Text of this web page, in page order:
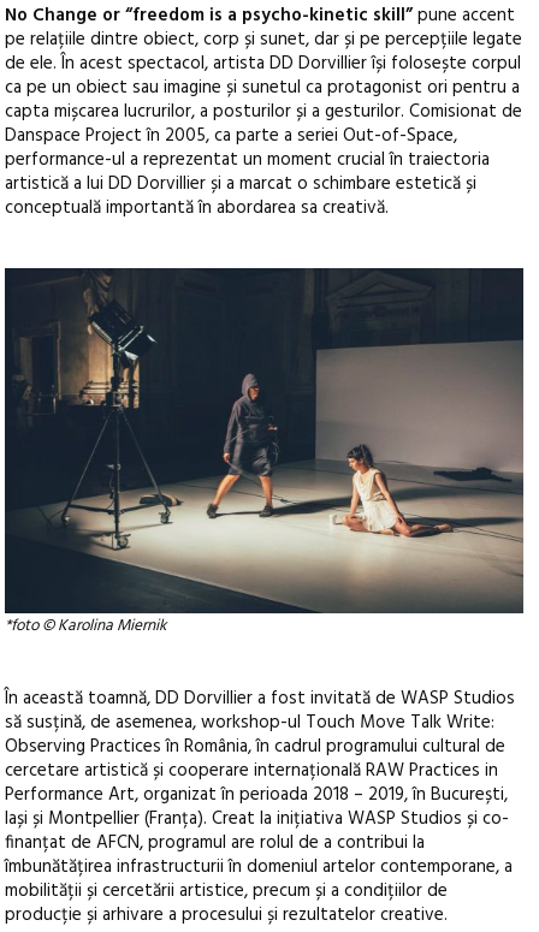
No Change or “freedom is a psycho-kinetic skill”pune accent
pe relațiile dintre obiect, corp și sunet, dar și pe percepțiile legate
de ele. În acest spectacol, artista DD Dorvillier își folosește corpul
ca pe un obiect sau imagine și sunetul ca protagonist ori pentru a
capta mișcarea lucrurilor, a posturilor și a gesturilor. Comisionat de
Danspace Project în 2005, ca parte a seriei Out-of-Space,
performance-ul a reprezentat un moment crucial în traiectoria
artistică a lui DD Dorvillier și a marcat o schimbare estetică și
conceptuală importantă în abordarea sa creativă.
*foto © Karolina Miernik
În această toamnă, DD Dorvillier a fost invitată de WASP Studios
să susțină, de asemenea, workshop-ul Touch Move Talk Write:
Observing Practices în România, în cadrul programului cultural de
cercetare artistică și cooperare internațională RAW Practices in
Performance Art, organizat în perioada 2018 – 2019, în București,
Iași și Montpellier (Franța). Creat la inițiativa WASP Studios și co-
finanțat de AFCN, programul are rolul de a contribui la
îmbunătățirea infrastructurii în domeniul artelor contemporane, a
mobilității și cercetării artistice, precum și a condițiilor de
producție și arhivare a procesului și rezultatelor creative.